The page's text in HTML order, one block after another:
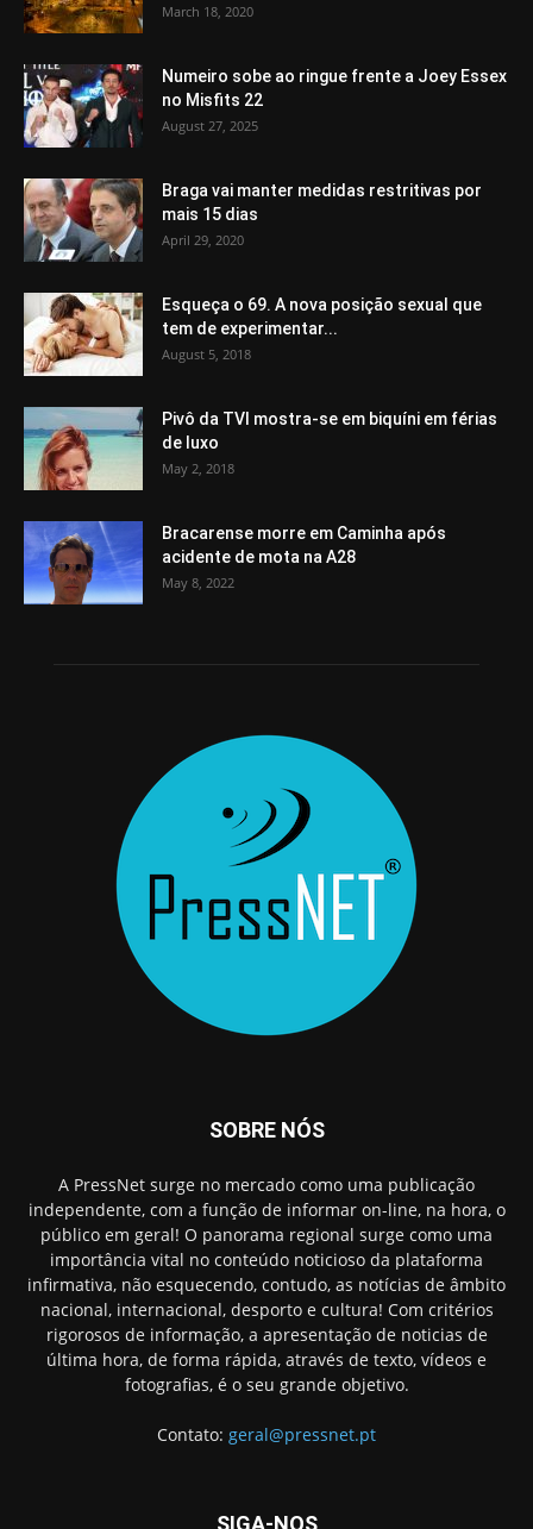
March 18, 2020
Numeiro sobe ao ringue frente a Joey Essex
no Misfits 22
August 27, 2025
Braga vai manter medidas restritivas por
mais 15 dias
April 29, 2020
Esqueça o 69. A nova posição sexual que
tem de experimentar...
August 5, 2018
Pivô da TVI mostra-se em biquíni em férias
de luxo
May 2, 2018
Bracarense morre em Caminha após
acidente de mota na A28
May 8, 2022
SOBRE NÓS
A PressNet surge no mercado como uma publicação
independente, com a função de informar on-line, na hora, o
público em geral! O panorama regional surge como uma
importância vital no conteúdo noticioso da plataforma
infirmativa, não esquecendo, contudo, as notícias de âmbito
nacional, internacional, desporto e cultura! Com critérios
rigorosos de informação, a apresentação de noticias de
última hora, de forma rápida, através de texto, vídeos e
fotografias, é o seu grande objetivo.
Contato: geral@pressnet.pt